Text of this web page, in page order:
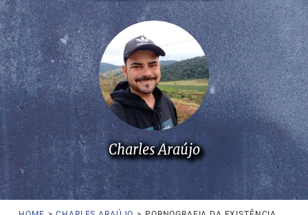
POETAS
BLOG
COMUNIDADE
Charles Araújo